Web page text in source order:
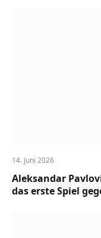
14. Juni 2026
Aleksandar
das erste Spiel